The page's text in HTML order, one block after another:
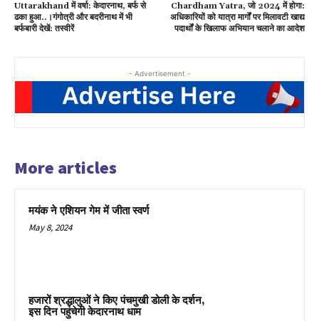
Uttarakhand में वर्षा: केदारनाथ, बर्फ से
ढका हुआ..।गंगोत्री और बदरीनाथ में भी
बर्फबारी देखें: तस्वीरें
Chardham Yatra, जो 2024 में होगा:
अधिकारियों को यात्रा मार्गों पर मिलावटी खाद्य
पदार्थों के खिलाफ अभियान चलाने का आदेश
- Advertisement -
More articles
मयंक ने एशियन गेम में जीता स्वर्ण
May 8, 2024
हजारों श्रद्धालुओं ने किए पंचमुखी डोली के दर्शन,
इस दिन पहुंचेगी केदारनाथ धाम